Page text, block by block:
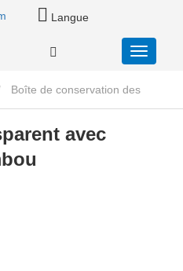
Langue
Boîte de conservation des
en verre avec couvercle en
avec couvercle en bambou
avec